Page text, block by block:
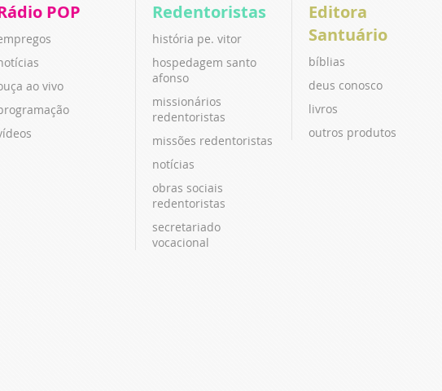
POP
ao vivo
Redentoristas
história pe. vitor
hospedagem santo
afonso
missionários
redentoristas
missões redentoristas
notícias
obras sociais
redentoristas
secretariado
vocacional
Editora
Santuário
bíblias
deus conosco
livros
outros produtos